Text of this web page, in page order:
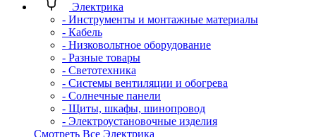
Электрика
- Инструменты и монтажные материалы
- Кабель
- Низковольтное оборудование
- Разные товары
- Светотехника
- Системы вентиляции и обогрева
- Солнечные панели
- Щиты, шкафы, шинопровод
- Электроустановочные изделия
Смотреть Все Электрика